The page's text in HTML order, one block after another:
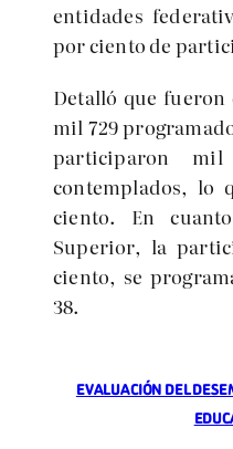
entidades
por ciento de
Detalló que fueron
mil 729
participaron mil
contemplados, lo
ciento. En
Superior, la
ciento, se
38.
EVALUACIÓN DEL